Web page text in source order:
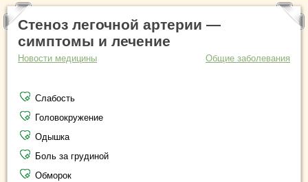
Стеноз легочной артерии —
симптомы и лечение
Новости медицины Общие заболевания
Слабость
Головокружение
Одышка
Боль за грудиной
Обморок